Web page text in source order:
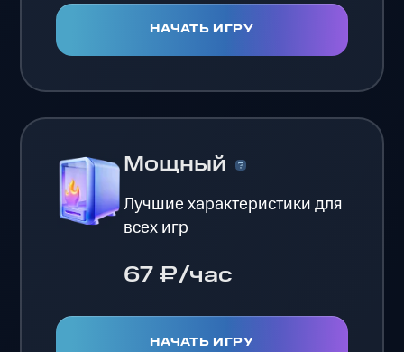
НАЧАТЬ ИГРУ
Мощный
Лучшие характеристики для
всех игр
67 ₽/час
НАЧАТЬ ИГРУ